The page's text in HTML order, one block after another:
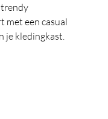
trendy
met een casual
je kledingkast.